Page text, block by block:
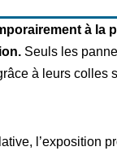
à
Seuls les
à leurs
l’exposition